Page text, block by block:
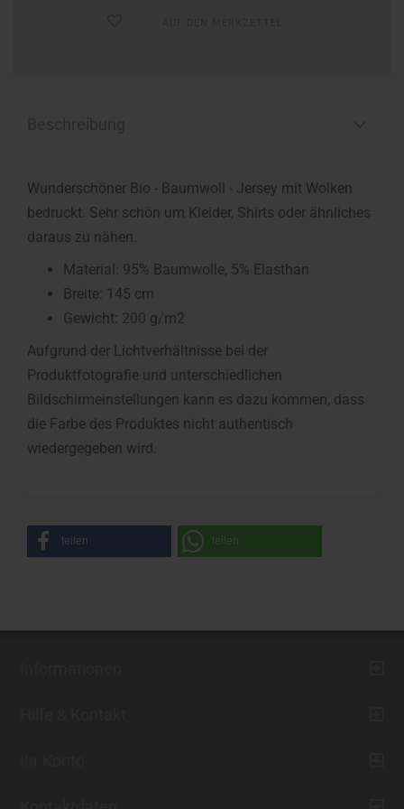
Wunderschöner Bio - Baumwoll - Jersey mit Wolken
bedruckt. Sehr schön um Kleider, Shirts oder ähnliches
daraus zu nähen.
Material: 95% Baumwolle, 5% Elasthan
Breite: 145 cm
Gewicht: 200 g/m2
Aufgrund der Lichtverhältnisse bei der
Produktfotografie und unterschiedlichen
Bildschirmeinstellungen kann es dazu kommen, dass
die Farbe des Produktes nicht authentisch
wiedergegeben wird.
teilen teilen